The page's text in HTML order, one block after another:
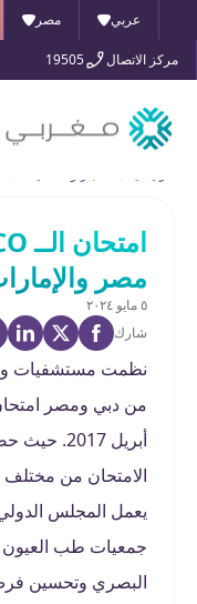
عربي مصر
مركز الاتصال 19505
مصر
٥ مايو ٢٠٢٤
شارك
نظمت مستشفيات
أبريل
الامتحان من مختلف
جمعيات طب العيون
البصري وتحسين